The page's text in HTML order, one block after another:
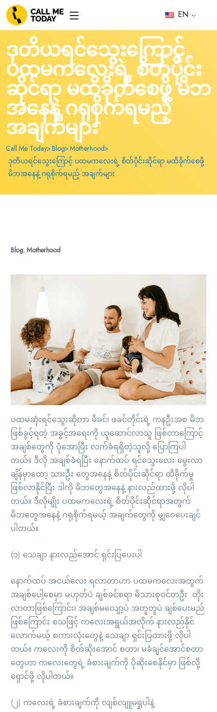
EN
ဒုတိယရင်သွေးကြောင့်
ပထမကလေးရဲ့ စိတ်ပိုင်း
ဆိုင်ရာ မထိခိုက်စေဖို့ မိဘ
အနေနဲ့ ဂရုစိုက်ရမည့်
အချက်များ
Call Me Today Blog Motherhood
ဒုတိယရင်သွေးကြောင့် ပထမကလေးရဲ့ စိတ်ပိုင်းဆိုင်ရာ မထိခိုက်စေဖို့
မိဘအနေနဲ့ ဂရုစိုက်ရမည့် အချက်များ
Blog,Motherhood
ပထမဆုံးရင်သွေးဆိုတာ မိခင်၊ ဖခင်တိုင်းရဲ့ ကနဦးအစ မိဘ
ဖြစ်ခွင့်ရတဲ့ အခွင့်အရေးကို ယူဆောင်လာသူ ဖြစ်တာကြောင့်
အချစ်တွေကို ပုံအောပြီး လက်ခံရရှိတဲ့သူလို့ ပြောကြပါ
တယ်။ ဒီလို အချစ်ခံရပြီး နောက်ထပ် ရင်သွေးလေး မွေးလာ
ချိန်မှာတော့ သားဦး တွေအနေနဲ့ စိတ်ပိုင်းဆိုင်ရာ ထိခိုက်မှု
ဖြစ်လာနိုင်ပြီး ဒါကို မိဘတွေအနေနဲ့ နားလည်ထားဖို့ လိုပါ
တယ်။ ဒီလိုမျိုး ပထမကလေးရဲ့ စိတ်ပိုင်းဆိုင်ရာအတွက်
မိဘတွေအနေနဲ့ ဂရုစိုက်ရမယ့် အချက်တွေကို မျှဝေပေးချင်
ပါတယ်။
(၁) သေချာ နားလည်အောင် ရှင်းပြပေးပါ
နောက်ထပ် အငယ်လေး ရလာတာဟာ ပထမကလေးအတွက်
အချစ်ပေါ့စေမှာ မဟုတ်ပဲ ချစ်ခင်စရာ မိသားစုဝင်တဦး တိုး
လာတာဖြစ်ကြောင်း၊ အချစ်မလျော့ပဲ အတူတူပဲ ချစ်ပေးမည်
ဖြစ်ကြောင်း စသဖြင့် ကလေးအရွယ်အလိုက် နားလည်နိုင်
လောက်မယ့် စကားလုံးတွေနဲ့ သေချာ ရှင်းပြထားဖို့ လိုပါ
တယ်။ ကလေးကို စိတ်ဆိုးအောင် စတာ၊ မခံချင်အောင်စတာ
တွေဟာ ကလေးတွေရဲ့ ခံစားချက်ကို ပိုဆိုးစေနိုင်မှာ ဖြစ်လို့
ရှောင်ဖို့ လိုပါတယ်။
(၂) ကလေးရဲ့ ခံစားချက်ကို လျစ်လျူမရှုပါနဲ့